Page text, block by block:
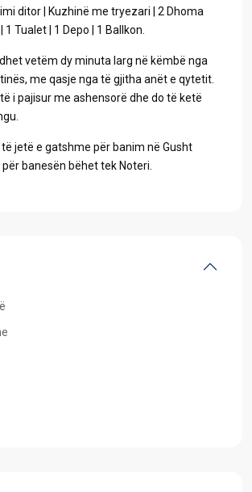
ditor | Kuzhinë me tryezari | 2 Dhoma
1 Tualet | 1 Depo | 1 Ballkon.
vetëm dy minuta larg në këmbë nga
me qasje nga të gjitha anët e qytetit.
i pajisur me ashensorë dhe do të ketë
jetë e gatshme për banim në Gusht
banesën bëhet tek Noteri.